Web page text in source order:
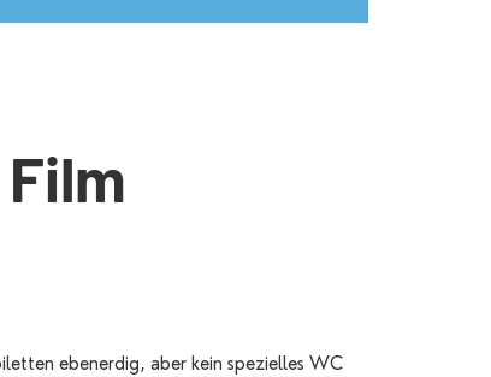
ebenerdig, aber kein spezielles WC